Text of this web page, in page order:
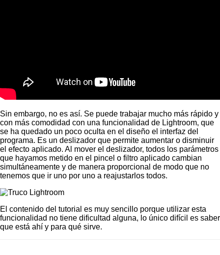
Sin embargo, no es así. Se puede trabajar mucho más rápido y
con más comodidad con una funcionalidad de Lightroom, que
se ha quedado un poco oculta en el diseño el interfaz del
programa. Es un deslizador que permite aumentar o disminuir
el efecto aplicado. Al mover el deslizador, todos los parámetros
que hayamos metido en el pincel o filtro aplicado cambian
simultáneamente y de manera proporcional de modo que no
tenemos que ir uno por uno a reajustarlos todos.
El contenido del tutorial es muy sencillo porque utilizar esta
funcionalidad no tiene dificultad alguna, lo único difícil es saber
que está ahí y para qué sirve.